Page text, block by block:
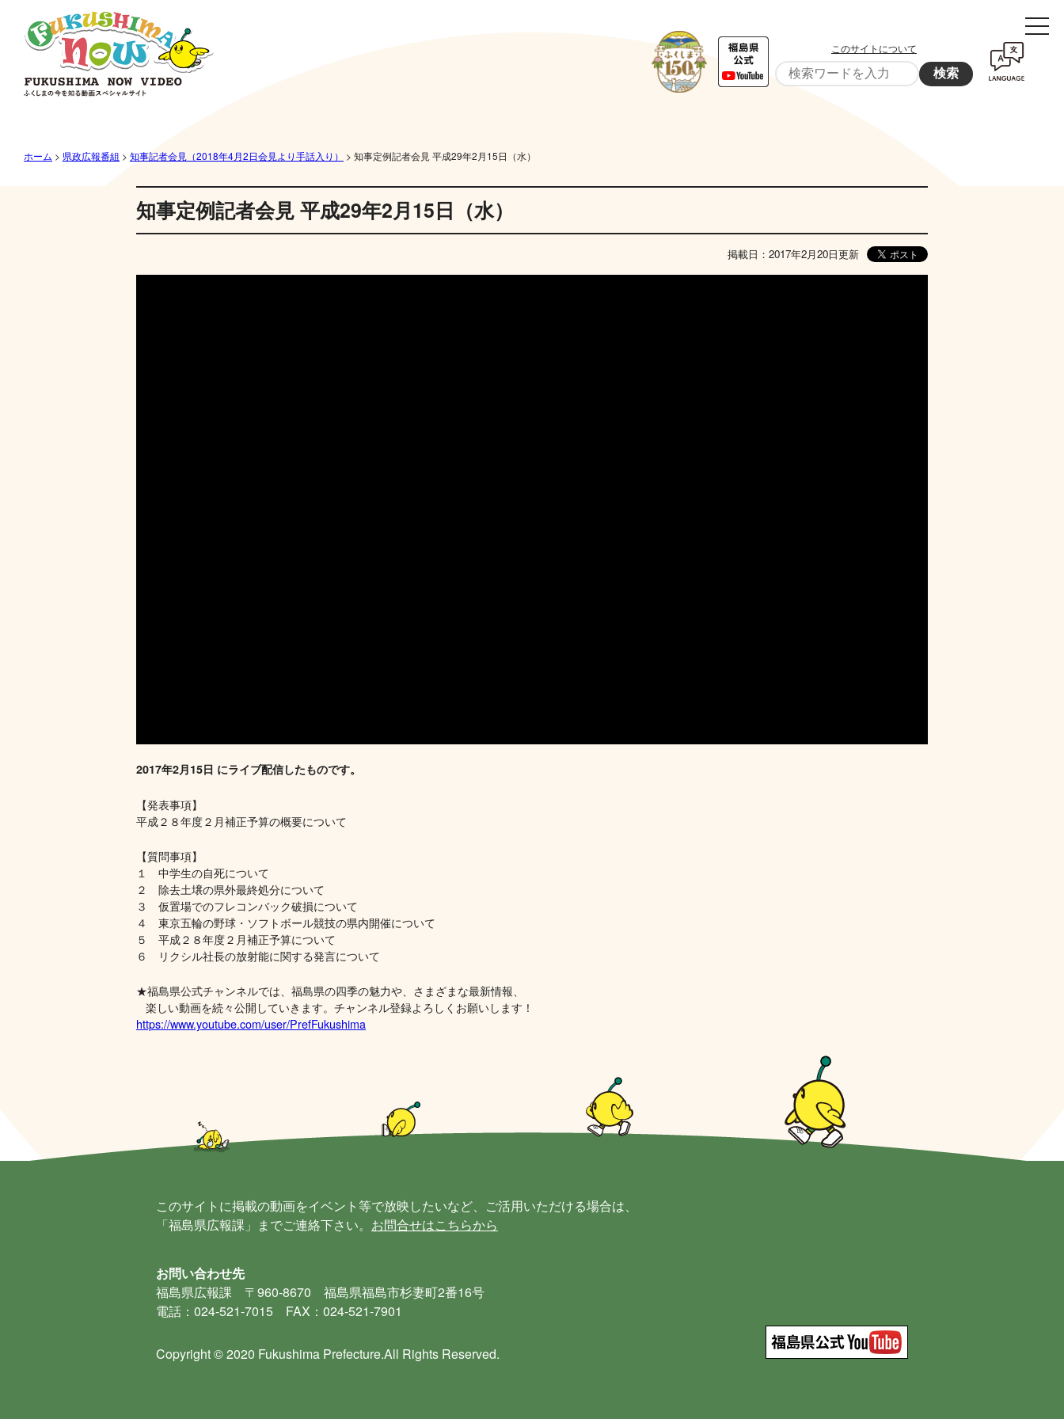
このサイトについて
検索
ホーム > 県政広報番組 > 知事記者会見（2018年4月2日会見より手話入り） > 知事定例記者会見 平成29年2月15日（水）
知事定例記者会見 平成29年2月15日（水）
掲載日：2017年2月20日更新
2017年2月15日 にライブ配信したものです。
【発表事項】
平成２８年度２月補正予算の概要について
【質問事項】
１ 中学生の自死について
２ 除去土壌の県外最終処分について
３ 仮置場でのフレコンバック破損について
４ 東京五輪の野球・ソフトボール競技の県内開催について
５ 平成２８年度２月補正予算について
６ リクシル社長の放射能に関する発言について
★福島県公式チャンネルでは、福島県の四季の魅力や、さまざまな最新情報、
楽しい動画を続々公開していきます。チャンネル登録よろしくお願いします！
https://www.youtube.com/user/PrefFukushima
このサイトに掲載の動画をイベント等で放映したいなど、ご活用いただける場合は、
「福島県広報課」までご連絡下さい。 お問合せはこちらから
お問い合わせ先
福島県広報課 〒960-8670 福島県福島市杉妻町2番16号
電話：024-521-7015 FAX：024-521-7901
Copyright © 2020 Fukushima Prefecture.All Rights Reserved.